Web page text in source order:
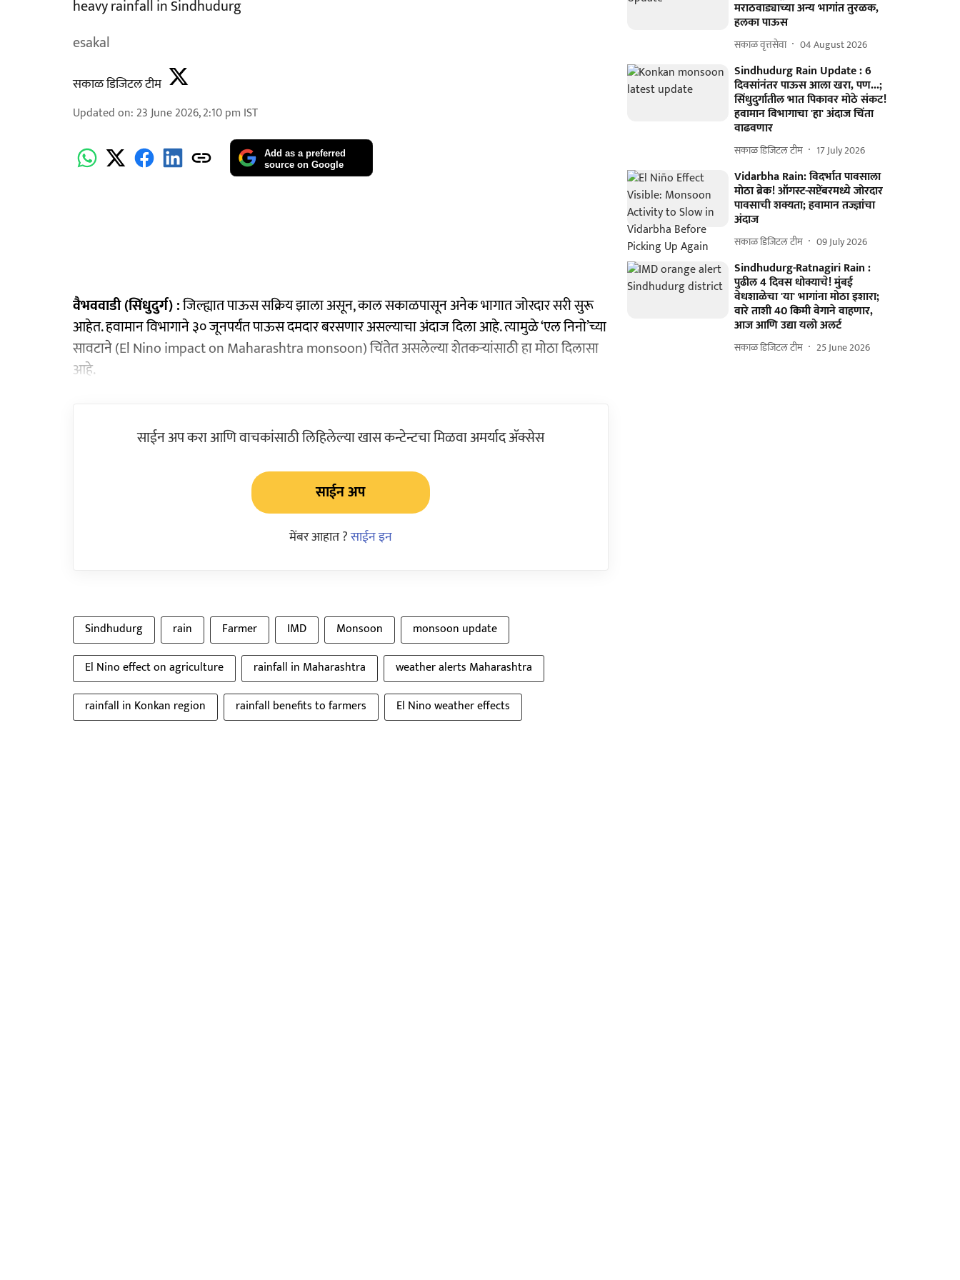
heavy rainfall in Sindhudurg
esakal
सकाळ डिजिटल टीम
Updated on: 23 June 2026, 2:10 pm IST
Add as a preferred
source on Google
वैभववाडी (सिंधुदुर्ग) :जिल्ह्यात पाऊस सक्रिय झाला असून, काल सकाळपासून अनेक भागात जोरदार सरी सुरू
आहेत. हवामान विभागाने ३० जूनपर्यंत पाऊस दमदार बरसणार असल्याचा अंदाज दिला आहे. त्यामुळे ‘एल निनो’च्या
सावटाने (El Nino impact on Maharashtra monsoon) चिंतेत असलेल्या शेतकऱ्यांसाठी हा मोठा दिलासा
आहे.
साईन अप करा आणि वाचकांसाठी लिहिलेल्या खास कन्टेन्टचा मिळवा अमर्याद ॲक्सेस
साईन अप
मेंबर आहात ?साईन इन
Sindhudurg rain Farmer IMD Monsoon
monsoon update
El Nino effect on agriculture
rainfall in Maharashtra
weather alerts Maharashtra
rainfall in Konkan region
rainfall benefits to farmers El Nino weather effects
मराठवाड्याच्या अन्य भागांत तुरळक,
हलका पाऊस
सकाळ वृत्तसेवा 04 August 2026
Sindhudurg Rain Update : 6
दिवसांनंतर पाऊस आला खरा, पण...;
सिंधुदुर्गातील भात पिकावर मोठे संकट!
हवामान विभागाचा 'हा' अंदाज चिंता
वाढवणार
सकाळ डिजिटल टीम 17 July 2026
Vidarbha Rain: विदर्भात पावसाला
मोठा ब्रेक! ऑगस्ट-सप्टेंबरमध्ये जोरदार
पावसाची शक्यता; हवामान तज्ज्ञांचा
अंदाज
सकाळ डिजिटल टीम 09 July 2026
Sindhudurg-Ratnagiri Rain :
पुढील 4 दिवस धोक्याचे! मुंबई
वेधशाळेचा 'या' भागांना मोठा इशारा;
वारे ताशी 40 किमी वेगाने वाहणार,
आज आणि उद्या यलो अलर्ट
सकाळ डिजिटल टीम 25 June 2026